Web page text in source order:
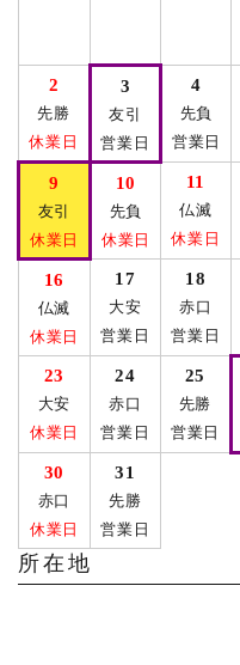
2
先勝
休業日
3
友引
営業日
4
先負
営業日
9
友引
休業日
10
先負
休業日
11
仏滅
休業日
16
仏滅
休業日
17
大安
営業日
18
赤口
営業日
23
大安
休業日
24
赤口
営業日
25
先勝
営業日
30
赤口
休業日
31
先勝
営業日
所在地